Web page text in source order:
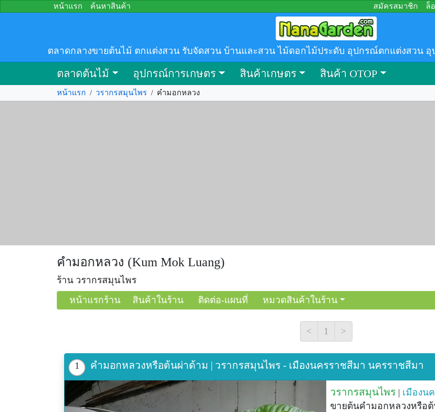
หน้าแรก ค้นหาสินค้า สมัครสมาชิก ล็
ตลาดกลางขายต้นไม้ ตกแต่งสวน รับจัดสวน บ้านและสวน ไม้ดอกไม้ประดับ อุปกรณ์ตกแต่งสวน อุ
ตลาดต้นไม้ อุปกรณ์การเกษตร สินค้าเกษตร สินค้า OTOP
หน้าแรก / วรากรสมุนไพร / คำมอกหลวง
คำมอกหลวง (Kum Mok Luang)
ร้าน วรากรสมุนไพร
หน้าแรกร้าน
สินค้าในร้าน ติดต่อ-แผนที่ หมวดสินค้าในร้าน
< 1 >
1 คำมอกหลวงหรือต้นผ่าด้าม | วรากรสมุนไพร - เมืองนครราชสีมา นครราชสีมา
วรากรสมุนไพร | เมืองน
ขายต้นคำมอกหลวงหรือ